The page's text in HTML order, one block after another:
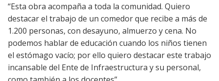
“Esta obra acompaña a toda la comunidad. Quiero
destacar el trabajo de un comedor que recibe a más de
1.200 personas, con desayuno, almuerzo y cena. No
podemos hablar de educación cuando los niños tienen
el estómago vacío; por ello quiero destacar este trabajo
incansable del Ente de Infraestructura y su personal,